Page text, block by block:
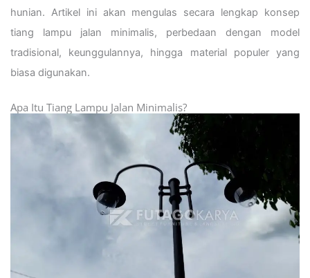
hunian. Artikel ini akan mengulas secara lengkap konsep
tiang lampu jalan minimalis, perbedaan dengan model
tradisional, keunggulannya, hingga material populer yang
biasa digunakan.
Apa Itu Tiang Lampu Jalan Minimalis?